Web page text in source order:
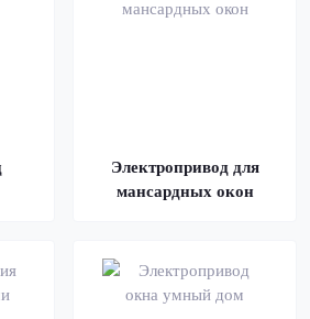
Электропривод для
мансардных окон